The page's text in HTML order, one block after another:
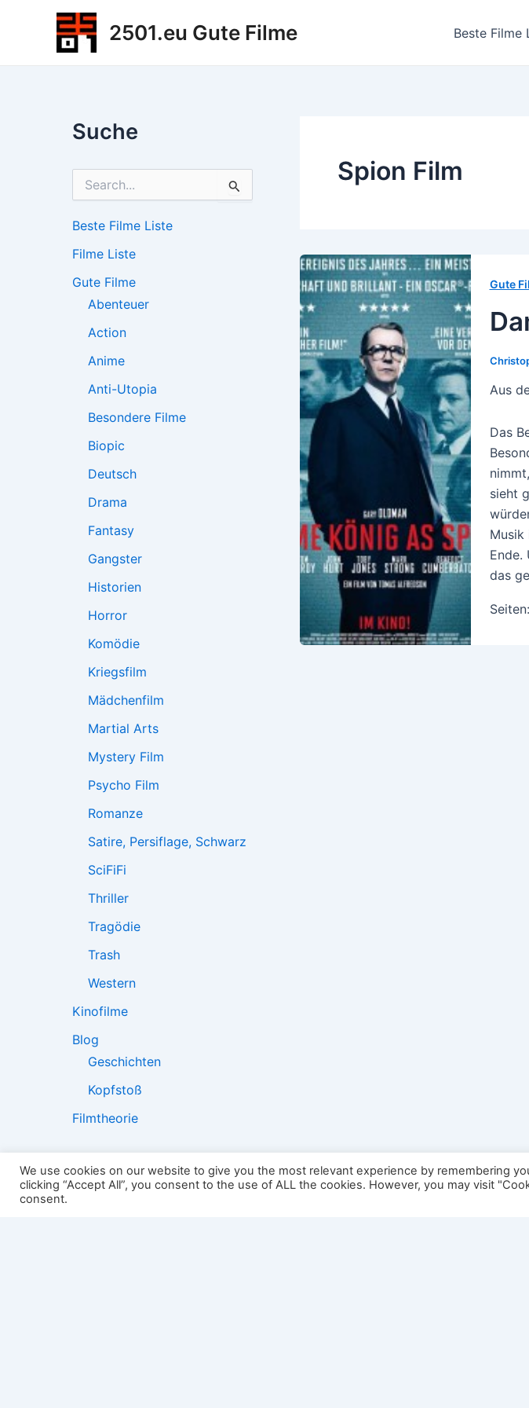
2501.eu Gute Filme Beste Filme
Suche
h
n
a
Beste Filme Liste
Filme Liste
Gute Filme
Abenteuer
Action
Anime
Anti-Utopia
Besondere Filme
Biopic
Deutsch
Drama
Fantasy
Gangster
Historien
Horror
Komödie
Kriegsfilm
Mädchenfilm
Martial Arts
Mystery Film
Psycho Film
Romanze
Satire, Persiflage, Schwarz
SciFiFi
Thriller
Tragödie
Trash
Western
Kinofilme
Blog
Geschichten
Kopfstoß
Filmtheorie
Spion Film
Gute
Aus
Das
sieht
Musik
Ende.
das
Seiten:
2501:
We use cookies on our website to give you the most relevant experience by remembering
clicking “Accept All”, you consent to the use of ALL the cookies. However, you may visit
consent.